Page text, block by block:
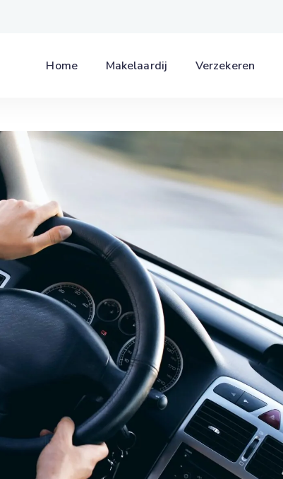
Home Makelaardij Verzekeren